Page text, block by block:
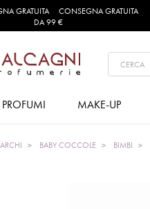
CONSEGNA GRATUITA
DA 99 €
PROFUMI MAKE-UP
BABY COCCOLE BIMBI